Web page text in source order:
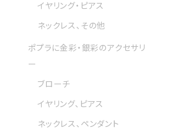
イヤリング・ピアス
ネックレス、その他
ポプラに金彩・銀彩のアクセサリ
ー
ブローチ
イヤリング、ピアス
ネックレス、ペンダント